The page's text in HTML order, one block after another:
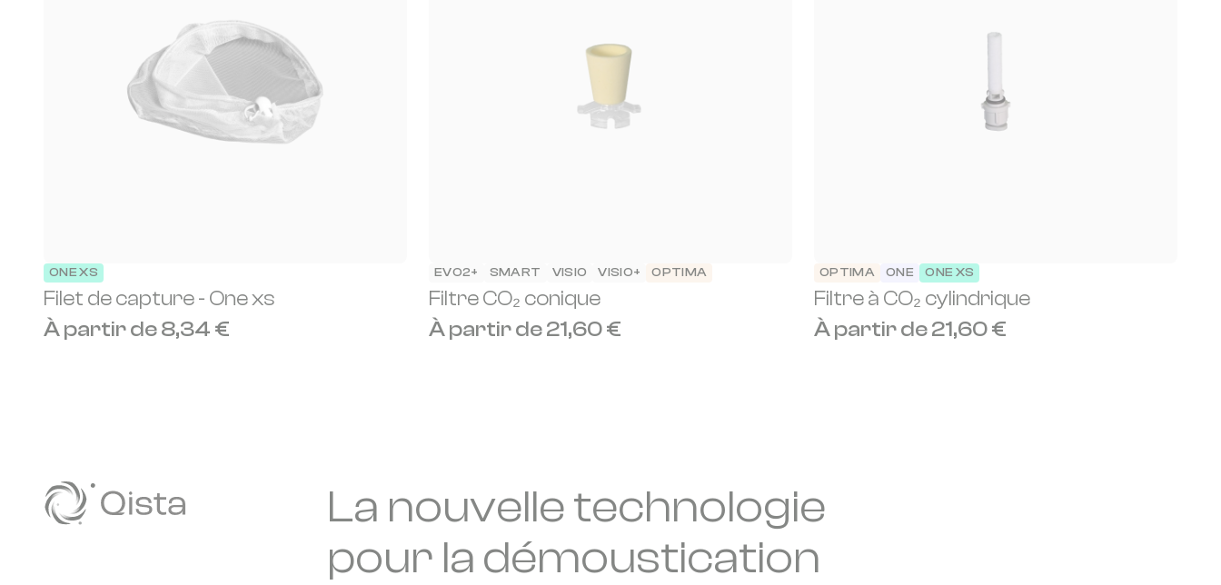
ONE XS
Filet de capture - One xs
À partir de 8,34 €
EVO2+ SMART VISIO VISIO+ OPTIMA
Filtre CO₂ conique
À partir de 21,60 €
OPTIMA ONE ONE XS
Filtre à CO₂ cylindrique
À partir de 21,60 €
La nouvelle technologie
pour la démoustication